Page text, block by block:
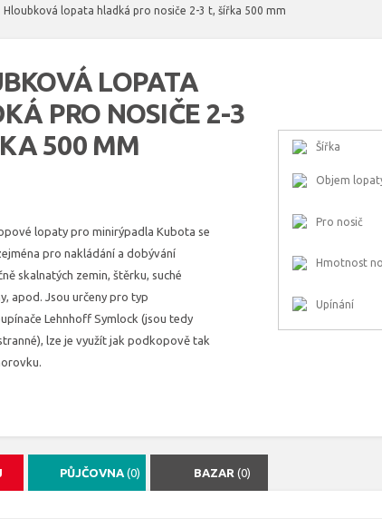
Hloubková lopata hladká pro nosiče 2-3 t, šířka 500 mm
LOPATA
PRO NOSIČE 2-3
500 MM
lopaty pro minirýpadla Kubota se
pro nakládání a dobývání
skalnatých zemin, štěrku, suché
apod. Jsou určeny pro typ
Lehnhoff Symlock (jsou tedy
lze je využít jak podkopově tak
Šířka
Objem
Pro nosič
Hmotnost
Upínání
PŮJČOVNA (0) BAZAR(0)